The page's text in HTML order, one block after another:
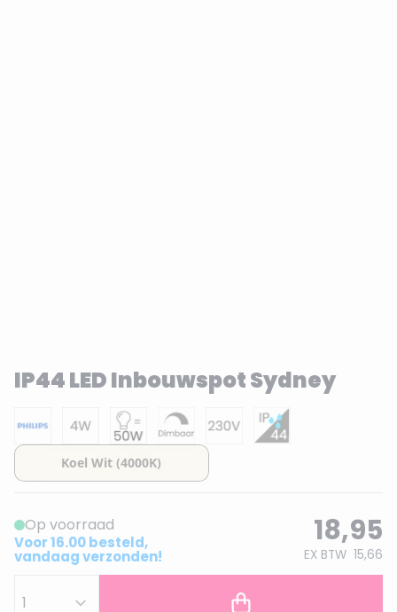
IP44 LED Inbouwspot Sydney
Op voorraad
Voor 16.00 besteld,
vandaag verzonden!
18,95
EX BTW 15,66